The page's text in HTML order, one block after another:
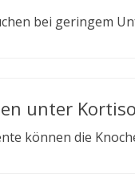
bei geringem
unter
können die